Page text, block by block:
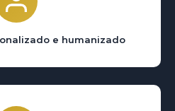
e humanizado